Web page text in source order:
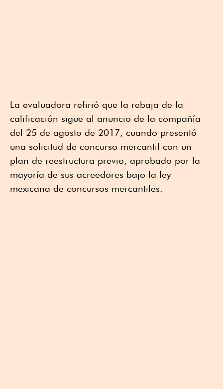
La evaluadora refirió que la rebaja de la
calificación sigue al anuncio de la compañía
del 25 de agosto de 2017, cuando presentó
una solicitud de concurso mercantil con un
plan de reestructura previo, aprobado por la
mayoría de sus acreedores bajo la ley
mexicana de concursos mercantiles.